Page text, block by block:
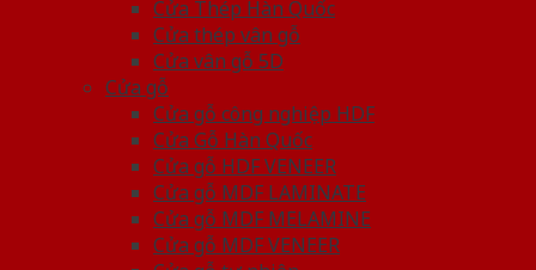
Cửa Thép Hàn Quốc
Cửa thép vân gỗ
Cửa vân gỗ 5D
Cửa gỗ
Cửa gỗ công nghiệp HDF
Cửa Gỗ Hàn Quốc
Cửa gỗ HDF VENEER
Cửa gỗ MDF LAMINATE
Cửa gỗ MDF MELAMINE
Cửa gỗ MDF VENEER